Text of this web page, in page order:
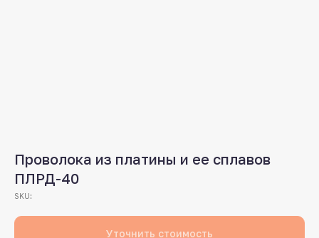
Проволока из платины и ее сплавов
ПЛРД-40
SKU:
Уточнить стоимость